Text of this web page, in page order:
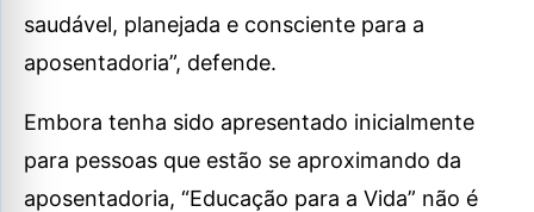
saudável, planejada e consciente para a
aposentadoria”, defende.
Embora tenha sido apresentado inicialmente
para pessoas que estão se aproximando da
aposentadoria, “Educação para a Vida” não é